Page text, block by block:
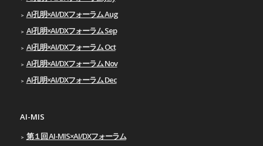
AI孔明×AI/DXフォーラム Aug
AI孔明×AI/DXフォーラム Sep
AI孔明×AI/DXフォーラム Oct
AI孔明×AI/DXフォーラム Nov
AI孔明×AI/DXフォーラム Dec
AI-MIS
第１回 AI-MIS×AI/DXフォーラム